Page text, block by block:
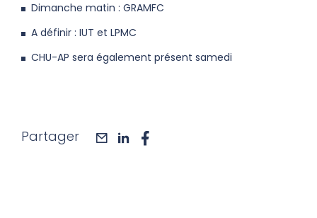
Dimanche matin : GRAMFC
A définir : IUT et LPMC
CHU-AP sera également présent samedi
Partager maillinkedin